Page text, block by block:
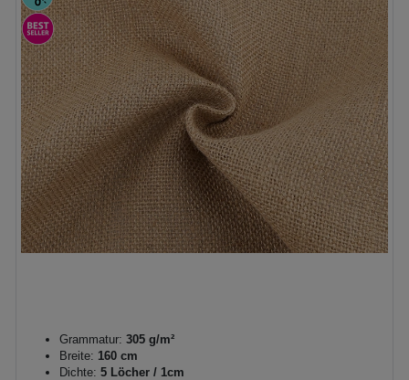
Grammatur: 305 g/m²
Breite: 160 cm
Dichte: 5 Löcher / 1cm